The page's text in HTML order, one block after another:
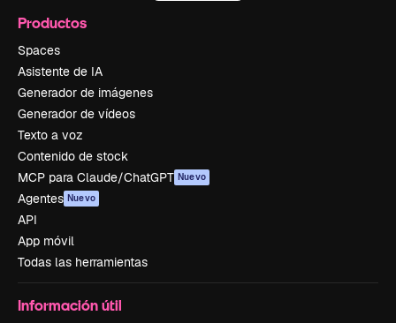
Productos
Spaces
Asistente de IA
Generador de imágenes
Generador de vídeos
Texto a voz
Contenido de stock
MCP para Claude/ChatGPT Nuevo
Agentes Nuevo
API
App móvil
Todas las herramientas
Información útil